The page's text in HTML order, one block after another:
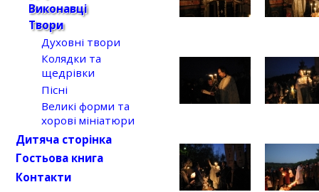
Виконавці
Твори
Духовні твори
Колядки та
щедрівки
Пісні
Великі форми та
хорові мініатюри
Дитяча сторінка
Гостьова книга
Контакти